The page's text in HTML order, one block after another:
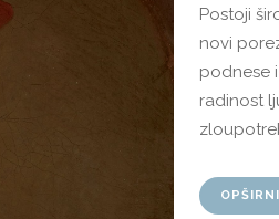
Postoji
novi
podnese
radinost